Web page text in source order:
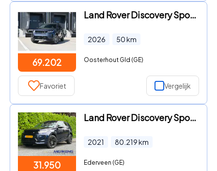
69.202
Land Rover Discovery Sport - 1.5 P270e PHEV Business Edition | € 765 per maand
2026 50km
Oosterhout Gld (GE)
Favoriet Vergelijk
31.950
Land Rover Discovery Sport - P300e 1.5 R-Dynamic PIVI NAP org NL
2021 80.219km
Ederveen (GE)